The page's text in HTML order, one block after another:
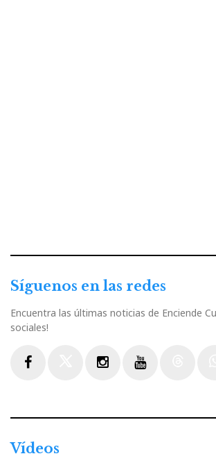
Síguenos en las redes
Encuentra las últimas noticias de Enciende
sociales!
Vídeos